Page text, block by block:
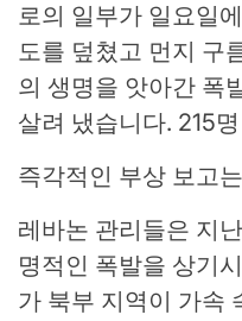
로의 일부가 일요일
도를 덮쳤고 먼지 구
의 생명을 앗아간 폭
살려 냈습니다. 215
즉각적인 부상 보고
레바논 관리들은 지
명적인 폭발을 상기
가 북부 지역이 가속